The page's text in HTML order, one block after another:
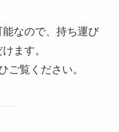
なので、持ち運び
ます。
ご覧ください。